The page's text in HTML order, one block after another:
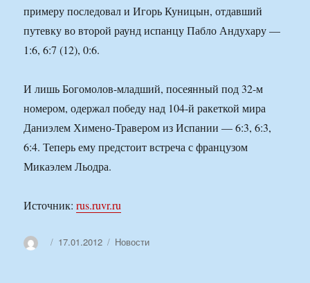
примеру последовал и Игорь Куницын, отдавший
путевку во второй раунд испанцу Пабло Андухару —
1:6, 6:7 (12), 0:6.
И лишь Богомолов-младший, посеянный под 32-м
номером, одержал победу над 104-й ракеткой мира
Даниэлем Химено-Травером из Испании — 6:3, 6:3,
6:4. Теперь ему предстоит встреча с французом
Микаэлем Льодра.
Источник:rus.ruvr.ru
АвторОпубликовано
17.01.2012 Рубрики
Новости